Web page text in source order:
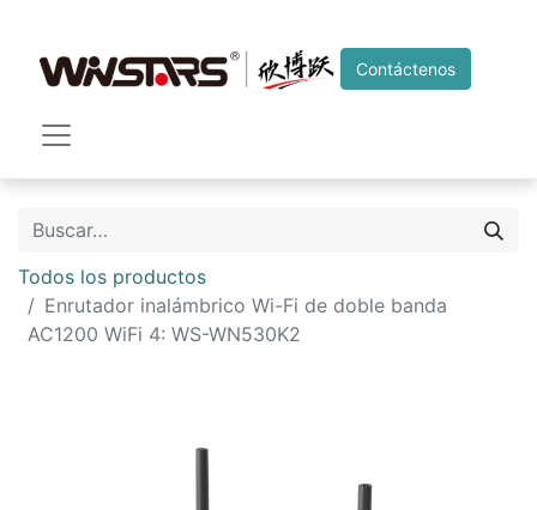
Contáctenos
Todos los productos
Enrutador inalámbrico Wi-Fi de doble banda
AC1200 WiFi 4: WS-WN530K2